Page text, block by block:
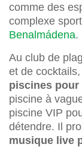
comme des
complexe
Benalmádena.
Au club de
et de
piscines pour
piscine à
piscine VIP
détendre. Il
musique live